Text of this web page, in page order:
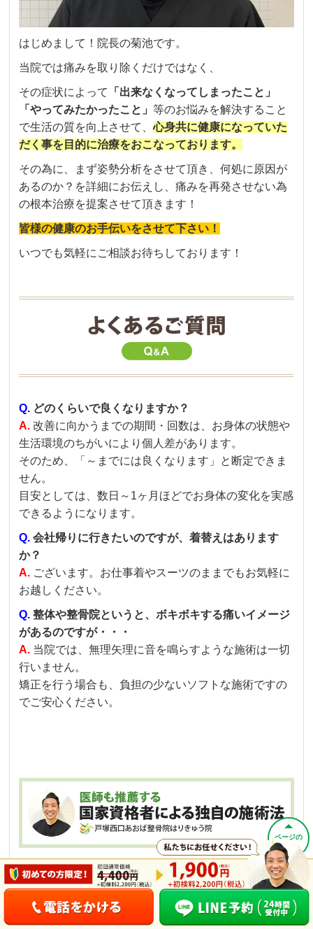
はじめまして！院長の菊池です。
当院では痛みを取り除くだけではなく、
その症状によって
「出来なくなってしまったこと」
「やってみたかったこと」等のお悩みを解決すること
で生活の質を向上させて、心身共に健康になっていた
だく事を目的に治療をおこなっております。
その為に、まず姿勢分析をさせて頂き、何処に原因が
あるのか？を詳細にお伝えし、痛みを再発させない為
の根本治療を提案させて頂きます！
皆様の健康のお手伝いをさせて下さい！
いつでも気軽にご相談お待ちしております！
Q. どのくらいで良くなりますか？
A.改善に向かうまでの期間・回数は、お身体の状態や
生活環境のちがいにより個人差があります。
そのため、「～までには良くなります」と断定できま
せん。
目安としては、数日～1ヶ月ほどでお身体の変化を実感
できるようになります。
Q.会社帰りに行きたいのですが、着替えはあります
か？
A. ございます。お仕事着やスーツのままでもお気軽に
お越しください。
Q.整体や整骨院というと、ボキボキする痛いイメージ
があるのですが・・・
A. 当院では、無理矢理に音を鳴らすような施術は一切
行いません。
矯正を行う場合も、負担の少ないソフトな施術ですの
でご安心ください。
ページの
先頭へ